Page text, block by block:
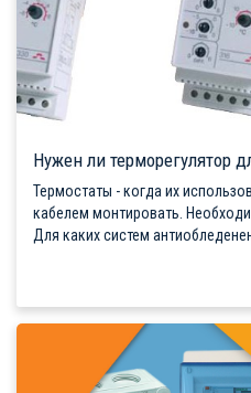
Нужен ли терморегулятор
Термостаты - когда их
кабелем монтировать.
Для каких систем